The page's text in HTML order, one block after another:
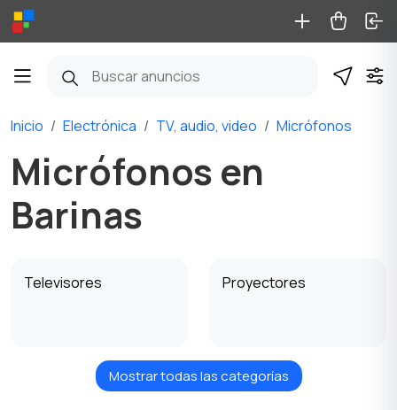
Inicio Electrónica TV, audio, video Micrófonos
Micrófonos en
Barinas
Televisores Proyectores
Libros electrónicos
Altavoces, parlantes y
Mostrar todas las categorías